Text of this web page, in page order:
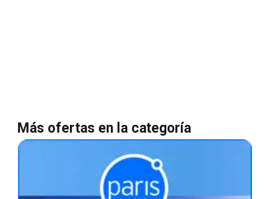
Más ofertas en la categoría